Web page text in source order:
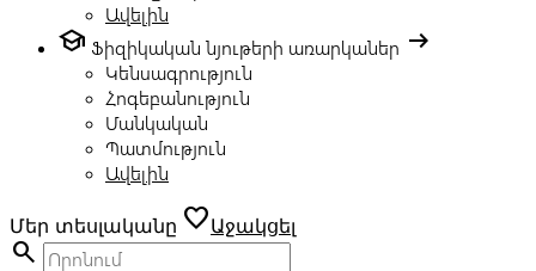
Ավելին
school Ֆիզիկական նյութերի առարկաներ arrow_right_alt
Կենսագրություն
Հոգեբանություն
Մանկական
Պատմություն
Ավելին
Մեր տեսլականը favoriteԱջակցել
search